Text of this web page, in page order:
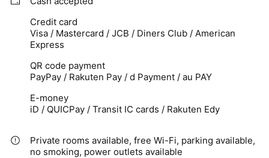
Credit card
Visa / Mastercard / JCB / Diners Club / American
Express
QR code payment
PayPay / Rakuten Pay / d Payment / au PAY
E-money
iD / QUICPay / Transit IC cards / Rakuten Edy
Private rooms available, free Wi-Fi, parking available,
no smoking, power outlets available